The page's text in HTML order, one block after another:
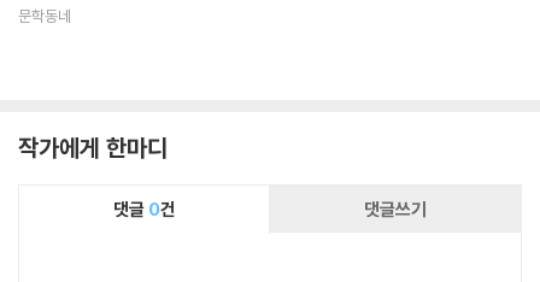
문학동네
작가에게 한마디
댓글 0건 댓글쓰기